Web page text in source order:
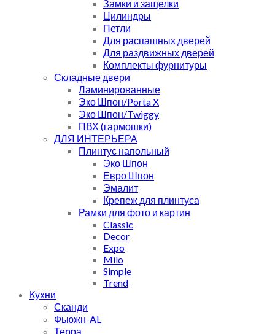
Замки и защелки
Цилиндры
Петли
Для распашных дверей
Для раздвижных дверей
Комплекты фурнитуры
Складные двери
Ламинированные
Эко Шпон/Porta X
Эко Шпон/Twiggy
ПВХ (гармошки)
ДЛЯ ИНТЕРЬЕРА
Плинтус напольный
Эко Шпон
Евро Шпон
Эмалит
Крепеж для плинтуса
Рамки для фото и картин
Classic
Decor
Expo
Milo
Simple
Trend
Кухни
Сканди
Фьюжн-AL
Терра